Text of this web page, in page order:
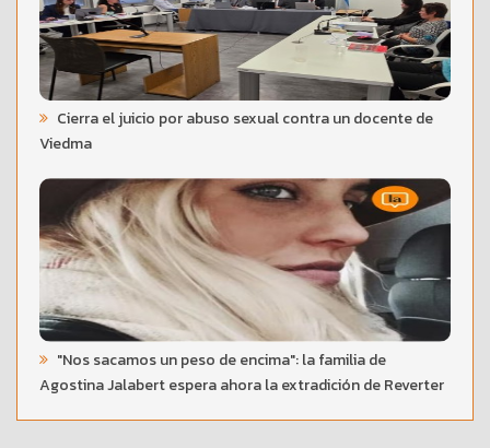
Cierra el juicio por abuso sexual contra un docente de
Viedma
"Nos sacamos un peso de encima": la familia de
Agostina Jalabert espera ahora la extradición de Reverter